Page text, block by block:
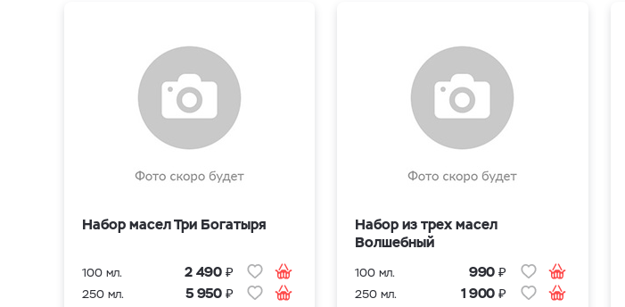
Набор масел Три Богатыря
100 мл. 2 490 ₽
250 мл. 5 950 ₽
Набор из трех масел
Волшебный
100 мл. 990 ₽
250 мл. 1 900 ₽